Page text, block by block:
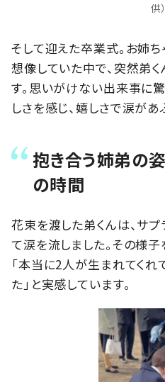
供）
そして迎えた卒業式。お姉
想像していた中で、突然弟
す。思いがけない出来事に
しさを感じ、嬉しさで涙があ
抱き合う姉弟の
の時間
花束を渡した弟くんは、サ
て涙を流しました。その様
「本当に2人が生まれてくれ
た」と実感しています。